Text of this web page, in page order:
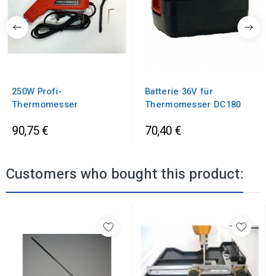
250W Profi-
Thermomesser
90,75 €
Batterie 36V für
Thermomesser DC180
70,40 €
Customers who bought this product: